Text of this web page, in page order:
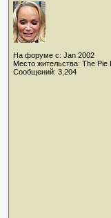
На форуме с: Jan 2002
Место жительства: The Pie
Сообщений: 3,204